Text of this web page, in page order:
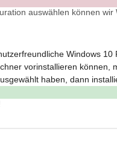
auswählen können
Windows
vorinstallieren
haben, dann